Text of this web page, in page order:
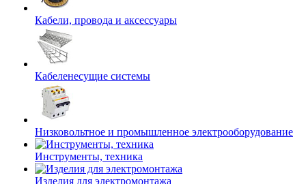
Кабели, провода и аксессуары
Кабеленесущие системы
Низковольтное и промышленное электрооборудование
Инструменты, техника
Изделия для электромонтажа